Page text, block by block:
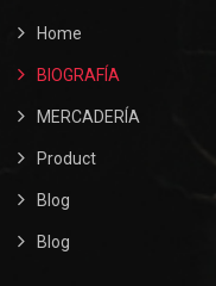
Home
BIOGRAFÍA
MERCADERÍA
Product
Blog
Blog